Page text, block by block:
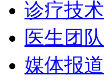
诊疗技术
医生团队
媒体报道